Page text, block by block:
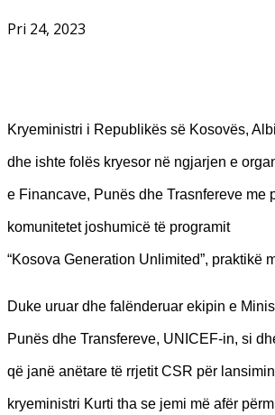
Pri 24, 2023
Kryeministri i Republikës së Kosovës,
dhe ishte folës kryesor në ngjarjen e
e Financave, Punës dhe Trasnfereve me
komunitetet joshumicë të programit
“Kosova Generation Unlimited”, praktikë
Duke uruar dhe falënderuar ekipin e
Punës dhe Transfereve, UNICEF-in, si
që janë anëtare të rrjetit CSR për
kryeministri Kurti tha se jemi më afër